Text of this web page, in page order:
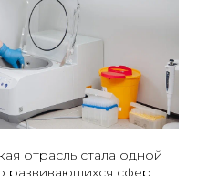
отрасль стала одной
развивающихся сфер